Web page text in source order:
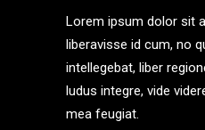
Lorem ipsum dolor sit
liberavisse id cum, no
intellegebat, liber
ludus integre, vide
mea feugiat.